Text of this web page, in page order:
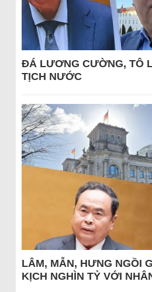
ĐÁ LƯƠNG CƯỜNG, TÔ
TỊCH NƯỚC
LÂM, MẪN, HƯNG NGỒI
KỊCH NGHÌN TỶ VỚI